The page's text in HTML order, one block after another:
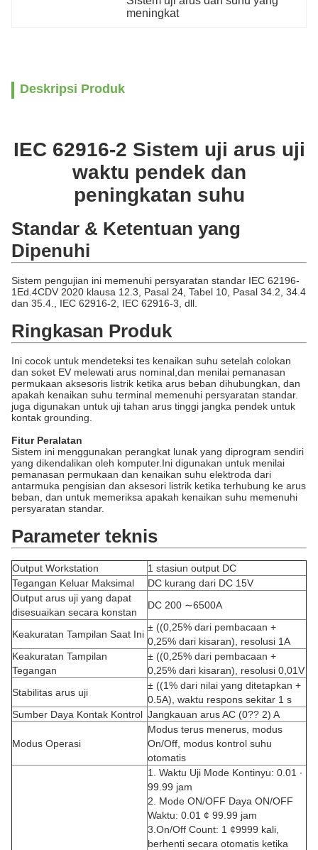
meningkat
Deskripsi Produk
IEC 62916-2 Sistem uji arus uji
waktu pendek dan
peningkatan suhu
Standar & Ketentuan yang
Dipenuhi
Sistem pengujian ini memenuhi persyaratan standar IEC 62196-
1Ed.4CDV 2020 klausa 12.3, Pasal 24, Tabel 10, Pasal 34.2, 34.4
dan 35.4., IEC 62916-2, IEC 62916-3, dll.
Ringkasan Produk
Ini cocok untuk mendeteksi tes kenaikan suhu setelah colokan
dan soket EV melewati arus nominal,dan menilai pemanasan
permukaan aksesoris listrik ketika arus beban dihubungkan, dan
apakah kenaikan suhu terminal memenuhi persyaratan standar.
juga digunakan untuk uji tahan arus tinggi jangka pendek untuk
kontak grounding.
Fitur Peralatan
Sistem ini menggunakan perangkat lunak yang diprogram sendiri
yang dikendalikan oleh komputer.Ini digunakan untuk menilai
pemanasan permukaan dan kenaikan suhu elektroda dari
antarmuka pengisian dan aksesori listrik ketika terhubung ke arus
beban, dan untuk memeriksa apakah kenaikan suhu memenuhi
persyaratan standar.
Parameter teknis
Output Workstation
1 stasiun output DC
Tegangan Keluar Maksimal
DC kurang dari DC 15V
Output arus uji yang dapat
disesuaikan secara konstan
DC 200 ∼6500A
Keakuratan Tampilan Saat Ini
± ((0,25% dari pembacaan +
0,25% dari kisaran), resolusi 1A
Keakuratan Tampilan
Tegangan
± ((0,25% dari pembacaan +
0,25% dari kisaran), resolusi 0,01V
Stabilitas arus uji
± ((1% dari nilai yang ditetapkan +
0.5A), waktu respons sekitar 1 s
Sumber Daya Kontak Kontrol Jangkauan arus AC (0?? 2) A
Modus Operasi
Modus terus menerus, modus
On/Off, modus kontrol suhu
otomatis
1. Waktu Uji Mode Kontinyu: 0.01 ∙
99.99 jam
2. Mode ON/OFF Daya ON/OFF
Waktu: 0.01 ¢ 99.99 jam
3.On/Off Count: 1 ¢9999 kali,
berhenti secara otomatis ketika